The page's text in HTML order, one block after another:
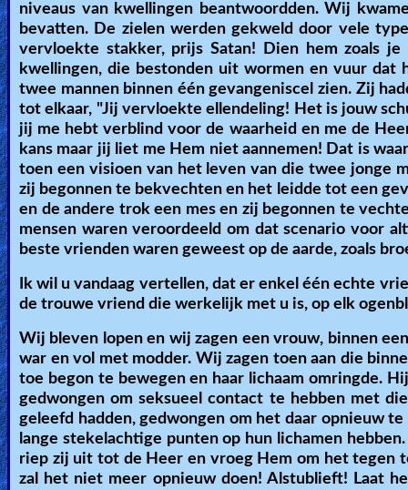
niveaus van kwellingen beantwoordden. Wij
bevatten. De zielen werden gekweld door vele
vervloekte stakker, prijs Satan! Dien hem zoals
kwellingen, die bestonden uit wormen en vuur dat
twee mannen binnen één gevangeniscel zien. Zij
tot elkaar, "Jij vervloekte ellendeling! Het is jouw
jij me hebt verblind voor de waarheid en me de
kans maar jij liet me Hem niet aannemen! Dat is
toen een visioen van het leven van die twee jonge
zij begonnen te bekvechten en het leidde tot een
en de andere trok een mes en zij begonnen te
mensen waren veroordeeld om dat scenario voor
beste vrienden waren geweest op de aarde, zoals
Ik wil u vandaag vertellen, dat er enkel één echte
de trouwe vriend die werkelijk met u is, op elk
Wij bleven lopen en wij zagen een vrouw, binnen
war en vol met modder. Wij zagen toen aan die
toe begon te bewegen en haar lichaam omringde.
gedwongen om seksueel contact te hebben met
geleefd hadden, gedwongen om het daar opnieuw
lange stekelachtige punten op hun lichamen
riep zij uit tot de Heer en vroeg Hem om het tegen
zal het niet meer opnieuw doen! Alstublieft! Laat